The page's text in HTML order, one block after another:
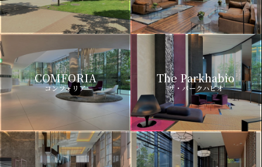
COMFORIA
コンフォリア
The Parkhabio
ザ・パークハビオ